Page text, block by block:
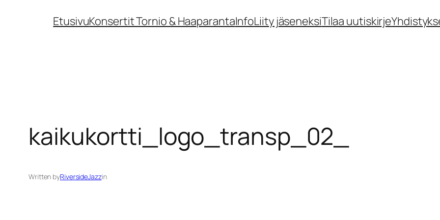
EtusivuKonsertit Tornio & HaaparantaInfoLiity jäseneksiTilaa uutiskirje
kaikukortti_logo_transp_02_
Written byRiversideJazzin